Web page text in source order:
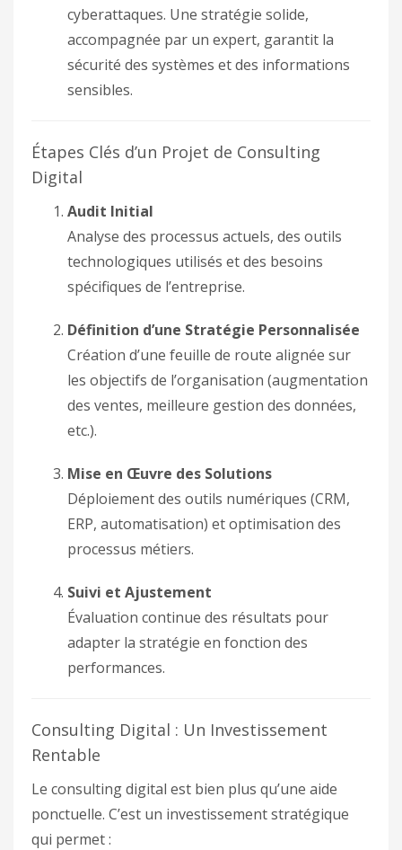
cyberattaques. Une stratégie solide,
accompagnée par un expert, garantit la
sécurité des systèmes et des informations
sensibles.
Étapes Clés d’un Projet de Consulting
Digital
Audit Initial
Analyse des processus actuels, des outils
technologiques utilisés et des besoins
spécifiques de l’entreprise.
Définition d’une Stratégie Personnalisée
Création d’une feuille de route alignée sur
les objectifs de l’organisation (augmentation
des ventes, meilleure gestion des données,
etc.).
Mise en Œuvre des Solutions
Déploiement des outils numériques (CRM,
ERP, automatisation) et optimisation des
processus métiers.
Suivi et Ajustement
Évaluation continue des résultats pour
adapter la stratégie en fonction des
performances.
Consulting Digital : Un Investissement
Rentable
Le consulting digital est bien plus qu’une aide
ponctuelle. C’est un investissement stratégique
qui permet :